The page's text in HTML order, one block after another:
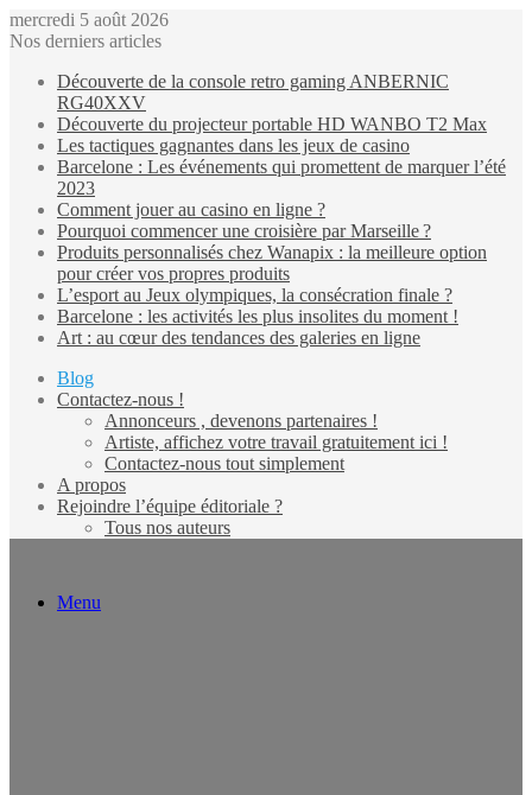
mercredi 5 août 2026
Nos derniers articles
Découverte de la console retro gaming ANBERNIC
RG40XXV
Découverte du projecteur portable HD WANBO T2 Max
Les tactiques gagnantes dans les jeux de casino
Barcelone : Les événements qui promettent de marquer l’été
2023
Comment jouer au casino en ligne ?
Pourquoi commencer une croisière par Marseille ?
Produits personnalisés chez Wanapix : la meilleure option
pour créer vos propres produits
L’esport au Jeux olympiques, la consécration finale ?
Barcelone : les activités les plus insolites du moment !
Art : au cœur des tendances des galeries en ligne
Blog
Contactez-nous !
Annonceurs , devenons partenaires !
Artiste, affichez votre travail gratuitement ici !
Contactez-nous tout simplement
A propos
Rejoindre l’équipe éditoriale ?
Tous nos auteurs
Menu